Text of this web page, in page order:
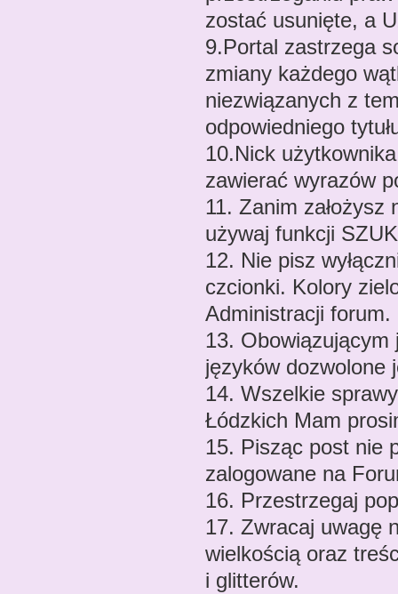
zostać usunięte, a
9.Portal zastrzega
zmiany każdego
niezwiązanych z
odpowiedniego
10.Nick
zawierać wyrazów
11. Zanim
używaj funkcji
12. Nie pisz
czcionki. Kolory
Administracji forum.
13.
języków dozwolone
14. Wszelkie
Łódzkich Mam
15. Pisząc post nie
zalogowane na
16. Przestrzegaj
17. Zwracaj uwagę
wielkością oraz
i glitterów.